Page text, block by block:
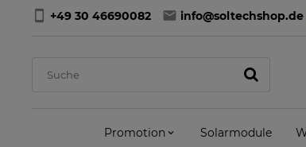
+49 30 46690082 info@soltechshop.de
Promotion Solarmodule